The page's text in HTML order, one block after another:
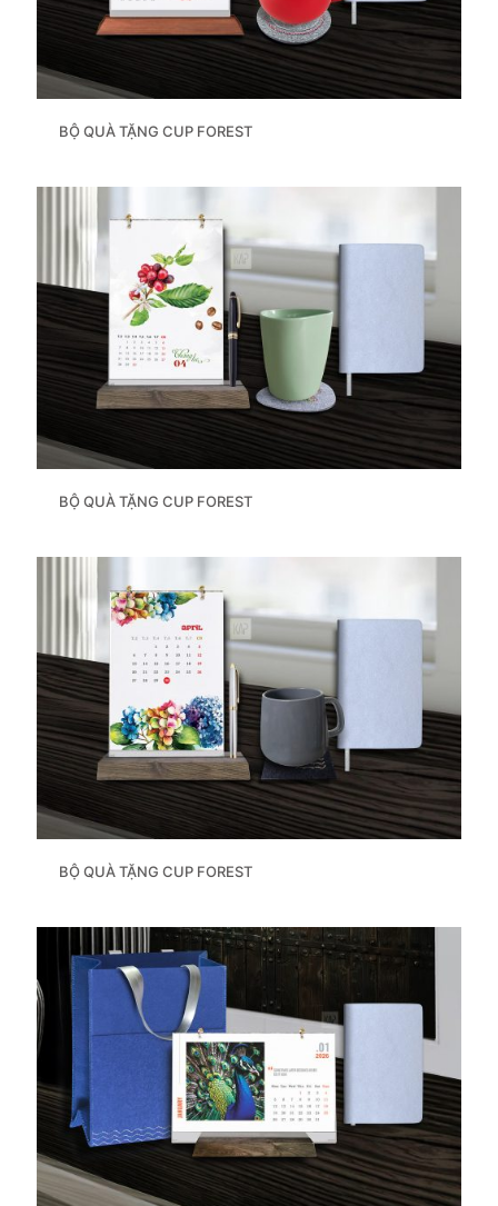
BỘ QUÀ TẶNG CUP FOREST
BỘ QUÀ TẶNG CUP FOREST
BỘ QUÀ TẶNG CUP FOREST